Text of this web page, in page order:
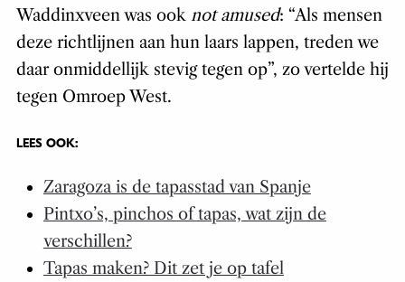
Waddinxveen was ook not amused: “Als mensen
deze richtlijnen aan hun laars lappen, treden we
daar onmiddellijk stevig tegen op”, zo vertelde hij
tegen Omroep West.
LEES OOK:
Zaragoza is de tapasstad van Spanje
Pintxo’s, pinchos of tapas, wat zijn de
verschillen?
Tapas maken? Dit zet je op tafel